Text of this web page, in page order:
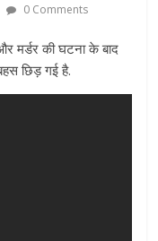
0 Comments
मर्डर की घटना के बाद
छिड़ गई है.